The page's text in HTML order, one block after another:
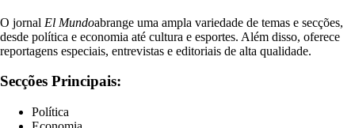
O jornal El Mundoabrange uma ampla variedade de temas e secções,
desde política e economia até cultura e esportes. Além disso, oferece
reportagens especiais, entrevistas e editoriais de alta qualidade.
Secções Principais:
Política